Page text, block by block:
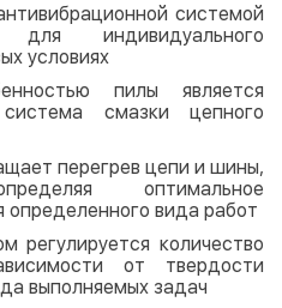
системой
индивидуального
условиях
пилы является
система смазки цепного
перегрев цепи и шины,
оптимальное
определенного вида работ
регулируется количество
от твердости
выполняемых задач